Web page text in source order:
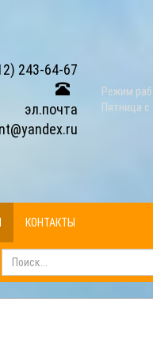
243-64-67
эл.почта
Режим
Пятница
КОНТАКТЫ